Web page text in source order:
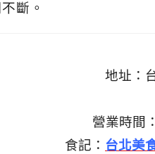
斷。
地址：
營業時間
食記： 台北美